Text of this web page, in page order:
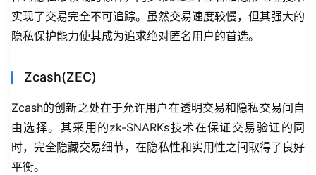
实现了交易完全不可追踪。虽然交易速度较慢，但其强大的
隐私保护能力使其成为追求绝对匿名用户的首选。
Zcash(ZEC)
Zcash的创新之处在于允许用户在透明交易和隐私交易间自
由选择。其采用的zk-SNARKs技术在保证交易验证的同
时，完全隐藏交易细节，在隐私性和实用性之间取得了良好
平衡。